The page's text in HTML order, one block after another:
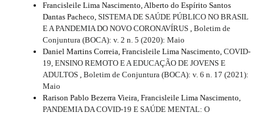
Francisleile Lima Nascimento, Alberto do Espírito Santos
Dantas Pacheco, SISTEMA DE SAÚDE PÚBLICO NO BRASIL
E A PANDEMIA DO NOVO CORONAVÍRUS , Boletim de
Conjuntura (BOCA): v. 2 n. 5 (2020): Maio
Daniel Martins Correia, Francisleile Lima Nascimento, COVID-
19, ENSINO REMOTO E A EDUCAÇÃO DE JOVENS E
ADULTOS , Boletim de Conjuntura (BOCA): v. 6 n. 17 (2021):
Maio
Rarison Pablo Bezerra Vieira, Francisleile Lima Nascimento,
PANDEMIA DA COVID-19 E SAÚDE MENTAL: O